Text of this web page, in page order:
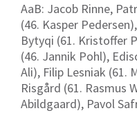
AaB: Jacob Rinne,
(46. Kasper
Bytyqi (61. Kristoffer
(46. Jannik Pohl),
Ali), Filip Lesniak (61.
Risgård (61. Rasmus
Abildgaard), Pavol